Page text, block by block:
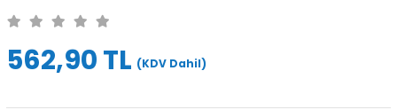
562,90 TL (KDV Dahil)